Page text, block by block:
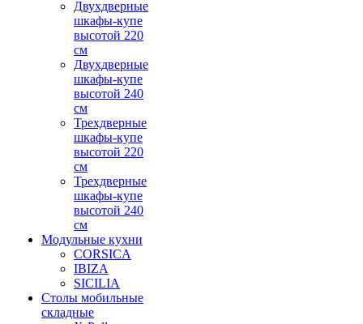
Двухдверные
шкафы-купе
высотой 220
см
Двухдверные
шкафы-купе
высотой 240
см
Трехдверные
шкафы-купе
высотой 220
см
Трехдверные
шкафы-купе
высотой 240
см
Модульные кухни
CORSICA
IBIZA
SICILIA
Столы мобильные
складные